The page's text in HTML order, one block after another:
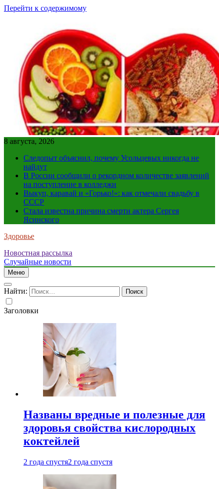
Перейти к содержимому
8 августа, 2026
Следопыт объяснил, почему Усольцевых никогда не
найдут
В России сообщили о рекордном количестве заявлений
на поступление в колледжи
Выкуп, каравай и «Горько!»: как отмечали свадьбу в
СССР
Стала известна причина смерти актера Сергея
Ясинского
Здоровье
Новостная рассылка
Случайные новости
Меню
Найти:
Заголовки
Названы вредные и полезные для
здоровья свойства кислородных
коктейлей
2 года спустя2 года спустя